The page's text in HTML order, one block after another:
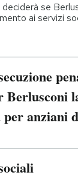
se
ai servizi
Berlusconi
anziani